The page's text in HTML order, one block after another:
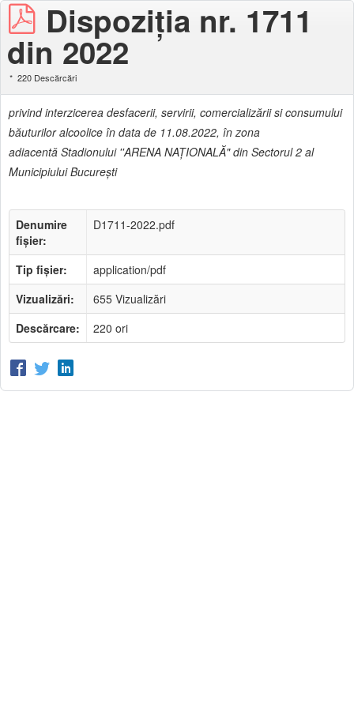
Dispoziţia nr. 1711
din 2022
220 Descărcări
privind interzicerea desfacerii, servirii, comercializării si consumului
băuturilor alcoolice în data de 11.08.2022, în zona
adiacentă Stadionului ''ARENA NAŢIONALĂ" din Sectorul 2 al
Municipiului Bucureşti
Denumire
fișier:
D1711-2022.pdf
Tip fișier:
application/pdf
Vizualizări:
655 Vizualizări
Descărcare:
220 ori